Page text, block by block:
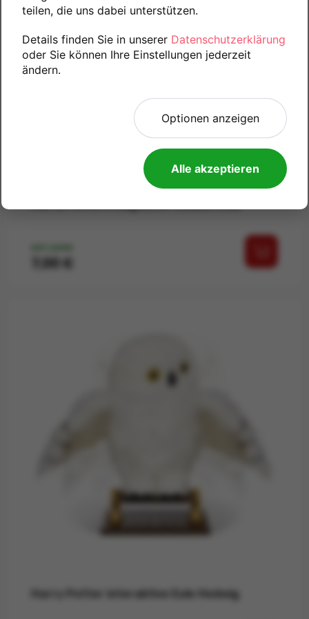
Preis
7,00 €
Harry Potter interaktive Eule Hedwig
teilen, die uns dabei unterstützen.
Details finden Sie in unserer Datenschutzerklärung
oder Sie können Ihre Einstellungen jederzeit
ändern.
Optionen anzeigen
Alle akzeptieren